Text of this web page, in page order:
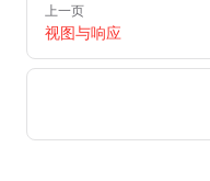
上一页
视图与响应